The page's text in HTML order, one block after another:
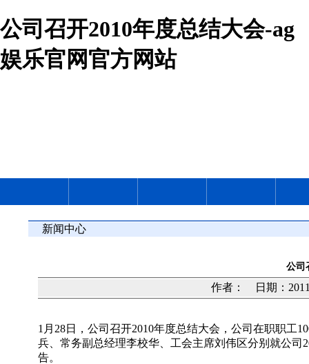
公司召开2010年度总结大会-ag
娱乐官网官方网站
新闻中心
公司
作者： 日期：
1月28日，公司召开2010年度总结大会，公司在职职工
兵、常务副总经理李校华、工会主席刘伟区分别就公
告。